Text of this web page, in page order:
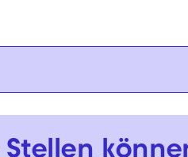
springen